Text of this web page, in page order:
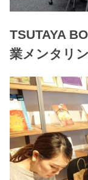
TSUTAYA
業メンタリ